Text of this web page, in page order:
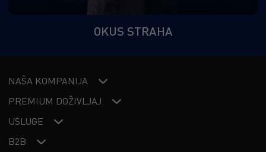
OKUS STRAHA
NAŠA KOMPANIJA
PREMIUM DOŽIVLJAJ
USLUGE
B2B